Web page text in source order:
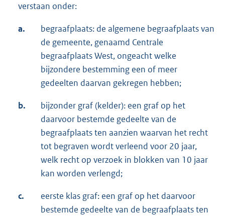
verstaan onder:
a.
begraafplaats: de algemene begraafplaats van
de gemeente, genaamd Centrale
begraafplaats West, ongeacht welke
bijzondere bestemming een of meer
gedeelten daarvan gekregen hebben;
b.
bijzonder graf (kelder): een graf op het
daarvoor bestemde gedeelte van de
begraafplaats ten aanzien waarvan het recht
tot begraven wordt verleend voor 20 jaar,
welk recht op verzoek in blokken van 10 jaar
kan worden verlengd;
c.
eerste klas graf: een graf op het daarvoor
bestemde gedeelte van de begraafplaats ten